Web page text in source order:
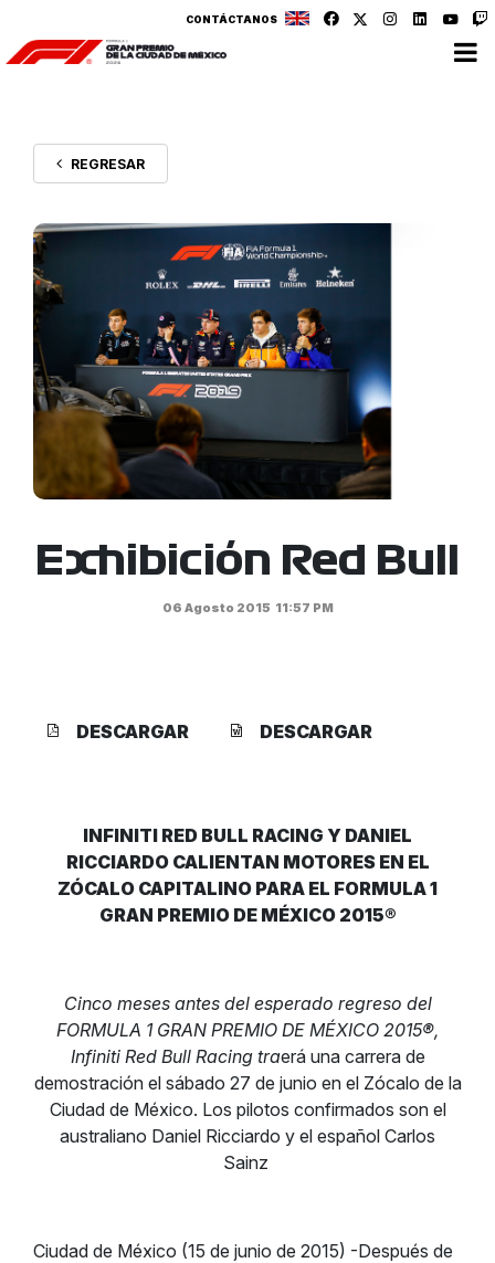
CONTÁCTANOS
REGRESAR
Exhibición Red Bull
06 Agosto 2015 11:57 PM
DESCARGAR DESCARGAR
INFINITI RED BULL RACING Y DANIEL
RICCIARDO CALIENTAN MOTORES EN EL
ZÓCALO CAPITALINO PARA EL FORMULA 1
GRAN PREMIO DE MÉXICO 2015®
Cinco meses antes del esperado regreso del
FORMULA 1 GRAN PREMIO DE MÉXICO 2015®,
Infiniti Red Bull Racing traerá una carrera de
demostración el sábado 27 de junio en el Zócalo de la
Ciudad de México. Los pilotos confirmados son el
australiano Daniel Ricciardo y el español Carlos
Sainz
Ciudad de México (15 de junio de 2015) -Después de